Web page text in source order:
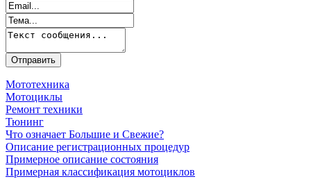
Мототехника
Мотоциклы
Ремонт техники
Тюнинг
Что означает Большие и Свежие?
Описание регистрационных процедур
Примерное описание состояния
Примерная классификация мотоциклов